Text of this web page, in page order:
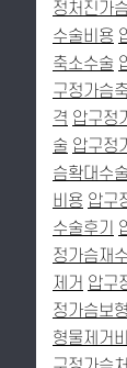
정처진가
수술비용
축소수술
구정가슴
격 압구정
술 압구정
슴확대수
비용 압구
수술후기
정가슴재
제거 압구
정가슴보
형물제거